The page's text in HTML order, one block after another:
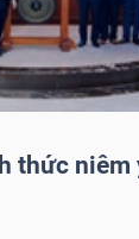
thức niêm